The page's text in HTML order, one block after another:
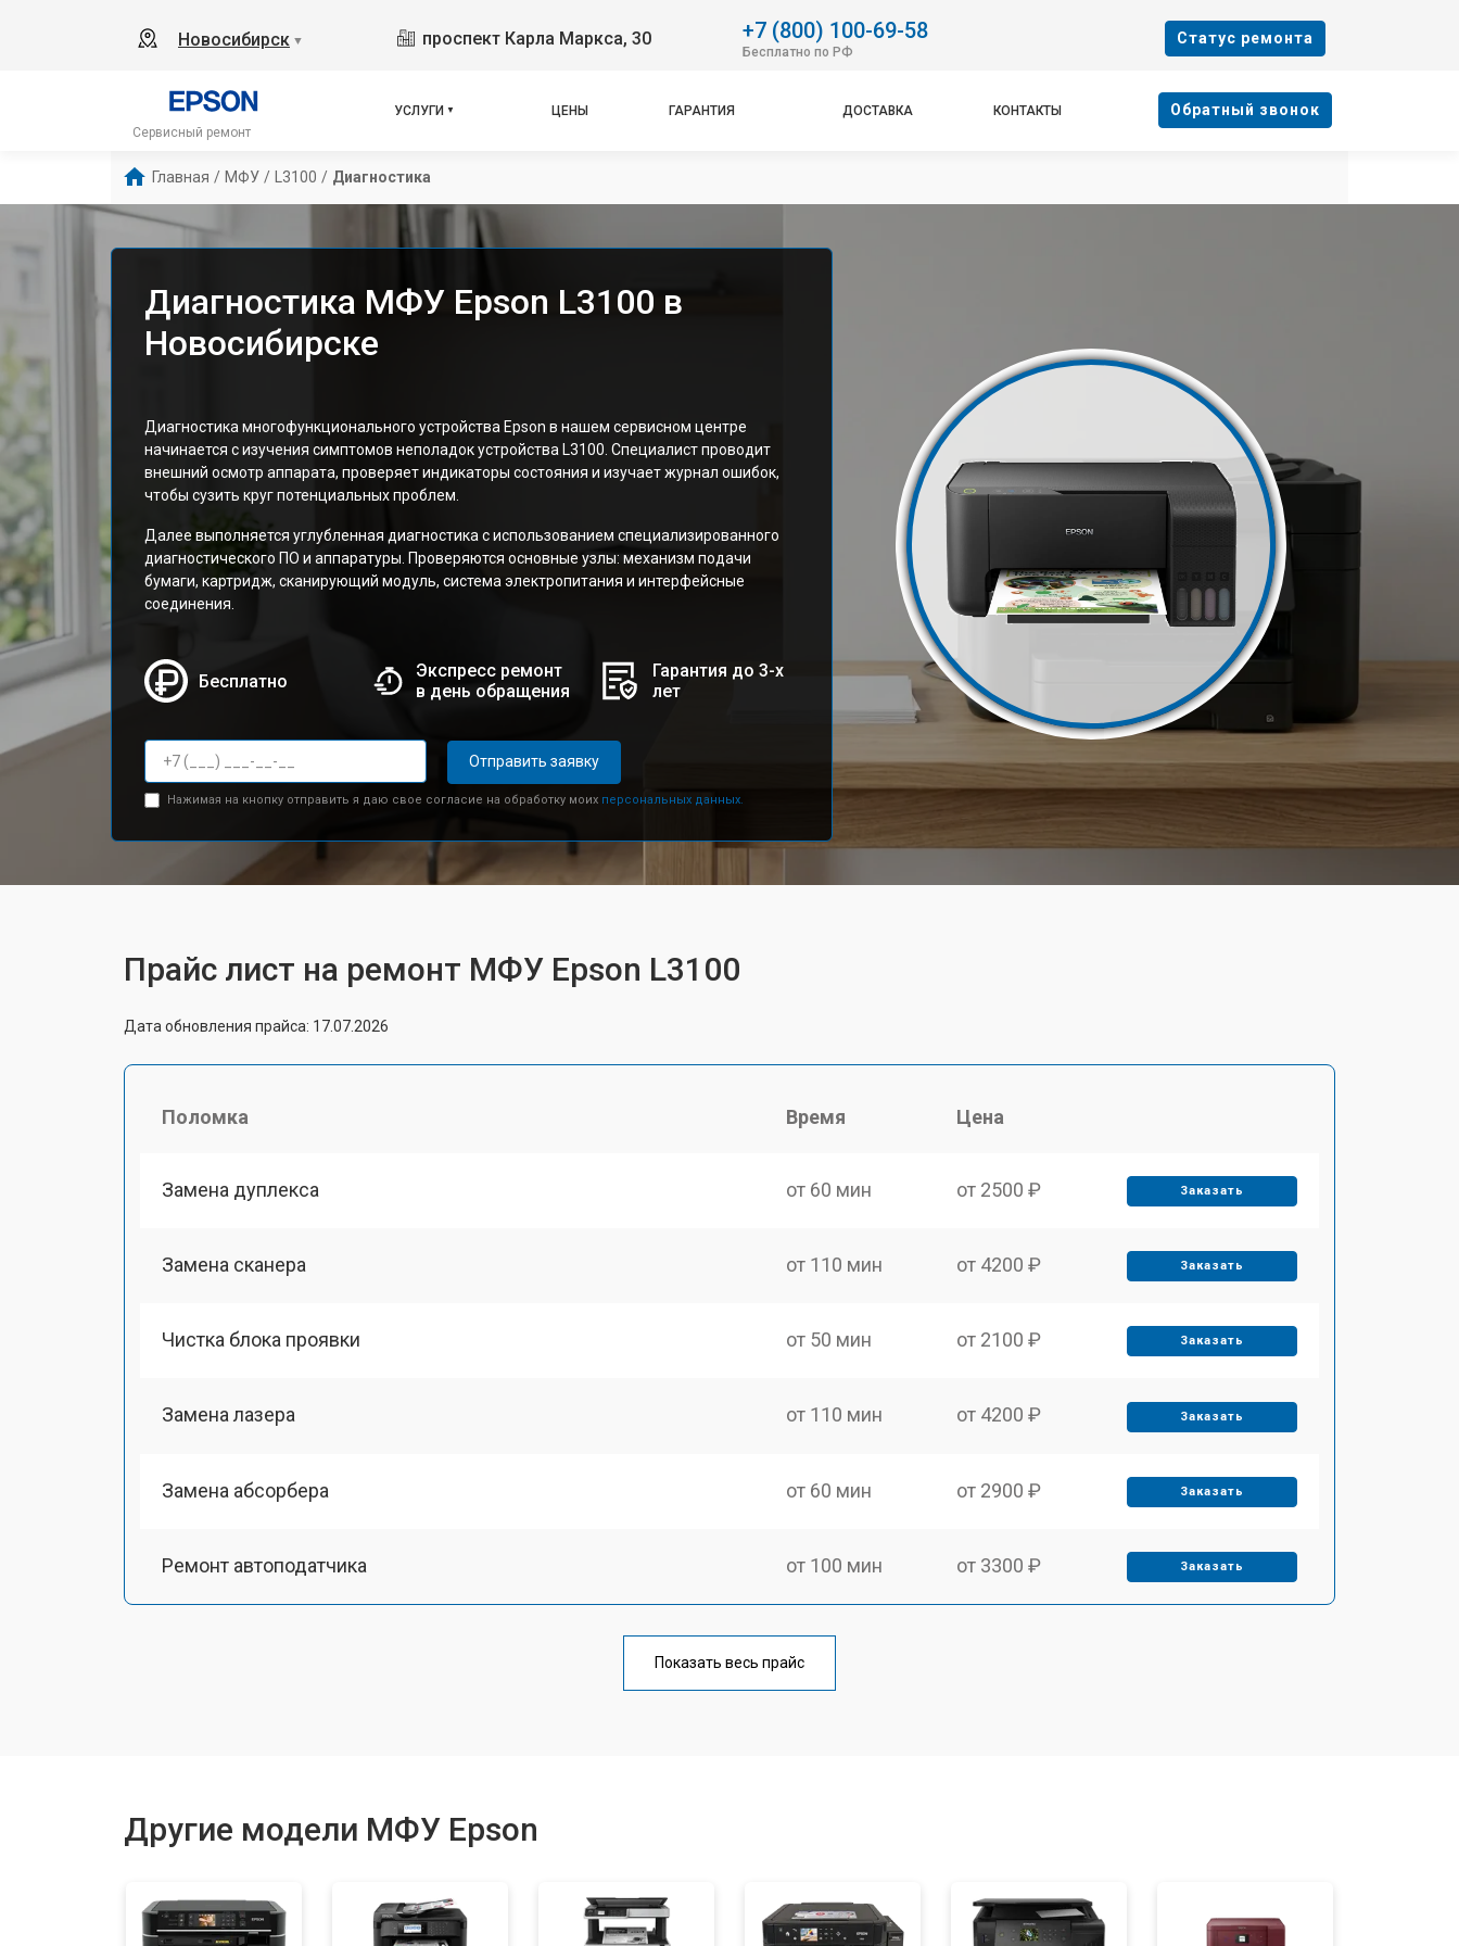
Новосибирск ▼ проспект Карла Маркса, 30 +7 (800) 100-69-58
Бесплатно по РФ
Cтатус ремонта
Сервисный ремонт
УСЛУГИ ЦЕНЫ ГАРАНТИЯ ДОСТАВКА КОНТАКТЫ Oбратный звонок
Главная / МФУ / L3100 / Диагностика
Диагностика МФУ Epson L3100 в
Новосибирске
Диагностика многофункционального устройства Epson в нашем сервисном центре
начинается с изучения симптомов неполадок устройства L3100. Специалист проводит
внешний осмотр аппарата, проверяет индикаторы состояния и изучает журнал ошибок,
чтобы сузить круг потенциальных проблем.
Далее выполняется углубленная диагностика с использованием специализированного
диагностического ПО и аппаратуры. Проверяются основные узлы: механизм подачи
бумаги, картридж, сканирующий модуль, система электропитания и интерфейсные
соединения.
Бесплатно
Экспресс ремонт
в день обращения
Гарантия до 3-х
лет
Отправить заявку
Нажимая на кнопку отправить я даю свое согласие на обработку моих персональных данных.
Прайс лист на ремонт МФУ Epson L3100
Дата обновления прайса: 17.07.2026
Поломка Время Цена
Замена дуплекса от 60 мин от 2500 ₽ Заказать
Замена сканера от 110 мин от 4200 ₽ Заказать
Чистка блока проявки от 50 мин от 2100 ₽ Заказать
Замена лазера от 110 мин от 4200 ₽ Заказать
Замена абсорбера от 60 мин от 2900 ₽ Заказать
Ремонт автоподатчика от 100 мин от 3300 ₽ Заказать
от 60 мин
Замена каретки от 60 мин от 2800 ₽ Заказать
Показать весь прайс
Другие модели МФУ Epson